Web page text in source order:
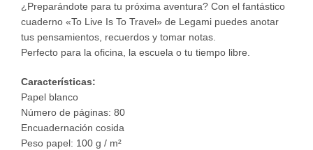
¿Preparándote para tu próxima aventura? Con el fantástico
cuaderno «To Live Is To Travel» de Legami puedes anotar
tus pensamientos, recuerdos y tomar notas.
Perfecto para la oficina, la escuela o tu tiempo libre.
Características:
Papel blanco
Número de páginas: 80
Encuadernación cosida
Peso papel: 100 g / m²